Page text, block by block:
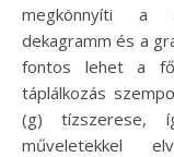
megkönnyíti a
dekagramm és a
fontos lehet a
táplálkozás
(g) tízszerese,
műveletekkel